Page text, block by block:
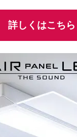
詳しくはこちら